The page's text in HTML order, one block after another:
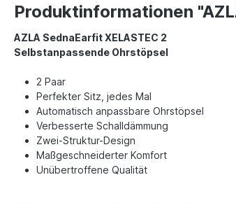
Produktinformationen
AZLA SednaEarfit XELASTEC 2
Selbstanpassende Ohrstöpsel
2 Paar
Perfekter Sitz, jedes Mal
Automatisch anpassbare Ohrstöpsel
Verbesserte Schalldämmung
Zwei-Struktur-Design
Maßgeschneiderter Komfort
Unübertroffene Qualität